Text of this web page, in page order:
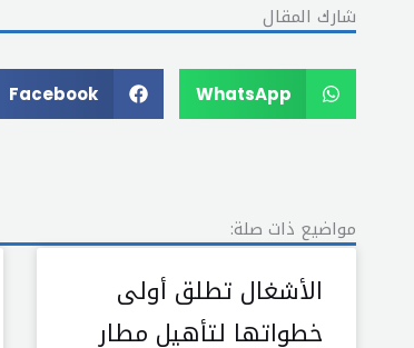
شارك المقال
WhatsApp
Facebook
مواضيع ذات صلة:
الأشغال تطلق أولى
خطواتها لتأهيل مطار